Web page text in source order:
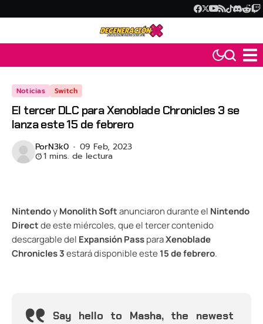
Noticias Switch
El tercer DLC para Xenoblade Chronicles 3 se
lanza este 15 de febrero
PorN3k0 09 Feb, 2023
1 mins. de lectura
NintendoyMonolith Softanunciaron durante el Nintendo
Directde este miércoles, que el tercer contenido
descargable del Expansión PassparaXenoblade
Chronicles 3estará disponible este 15 de febrero.
Say hello to Masha, the newest